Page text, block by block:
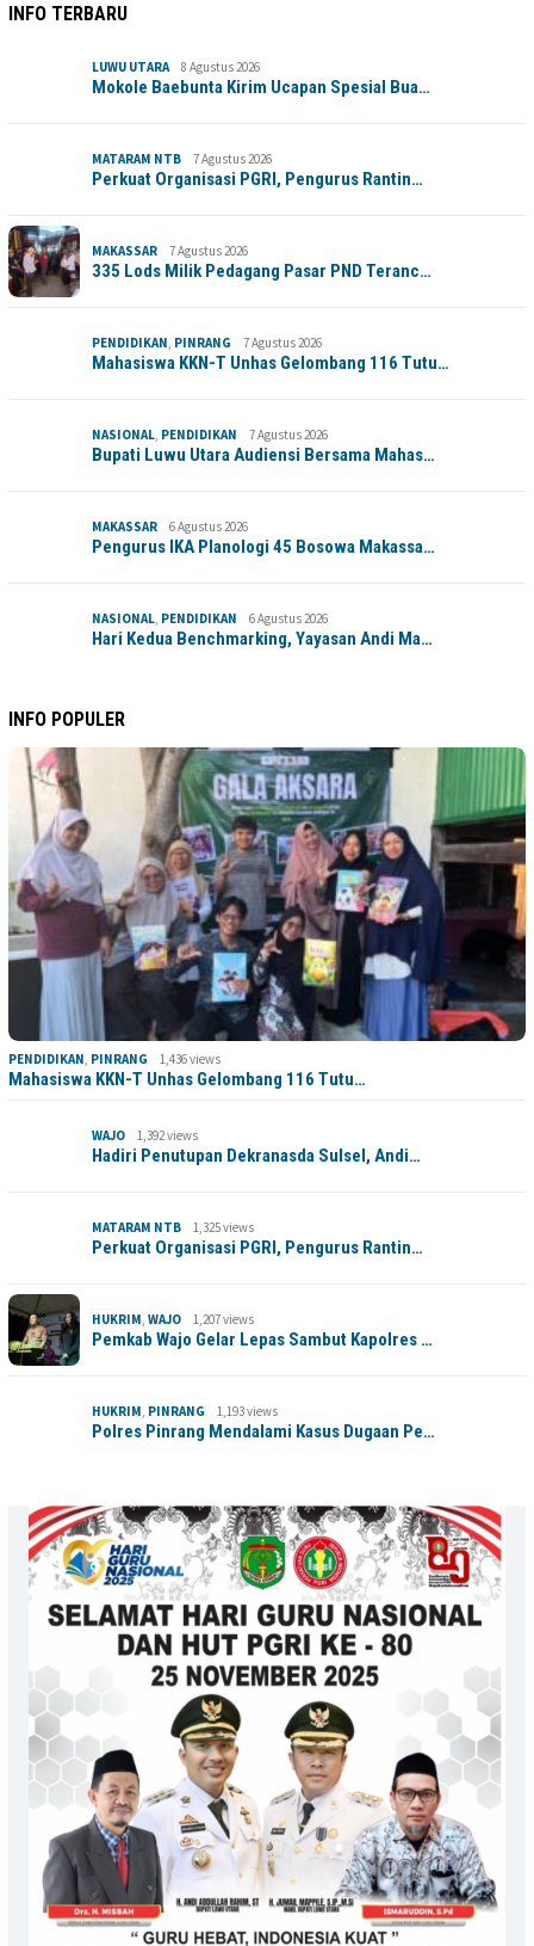
INFO TERBARU
LUWU UTARA 8 Agustus 2026
Mokole Baebunta Kirim Ucapan Spesial Bua…
MATARAM NTB 7 Agustus 2026
Perkuat Organisasi PGRI, Pengurus Rantin…
MAKASSAR 7 Agustus 2026
335 Lods Milik Pedagang Pasar PND Teranc…
PENDIDIKAN, PINRANG 7 Agustus 2026
Mahasiswa KKN-T Unhas Gelombang 116 Tutu…
NASIONAL, PENDIDIKAN 7 Agustus 2026
Bupati Luwu Utara Audiensi Bersama Mahas…
MAKASSAR 6 Agustus 2026
Pengurus IKA Planologi 45 Bosowa Makassa…
NASIONAL, PENDIDIKAN 6 Agustus 2026
Hari Kedua Benchmarking, Yayasan Andi Ma…
INFO POPULER
PENDIDIKAN, PINRANG 1,436 views
Mahasiswa KKN-T Unhas Gelombang 116 Tutu…
WAJO 1,392 views
Hadiri Penutupan Dekranasda Sulsel, Andi…
MATARAM NTB 1,325 views
Perkuat Organisasi PGRI, Pengurus Rantin…
HUKRIM, WAJO 1,207 views
Pemkab Wajo Gelar Lepas Sambut Kapolres …
HUKRIM, PINRANG 1,193 views
Polres Pinrang Mendalami Kasus Dugaan Pe…